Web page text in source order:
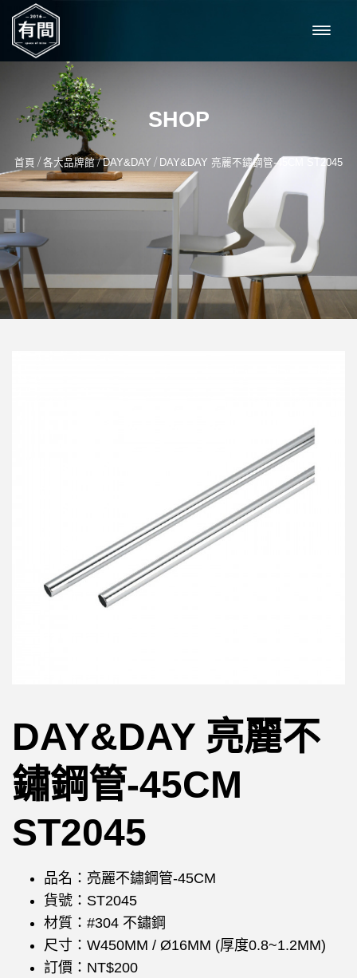
SHOP
首頁 / 各大品牌館/DAY&DAY / DAY&DAY 亮麗不鏽鋼管-45CM ST2045
DAY&DAY 亮麗不
鏽鋼管-45CM
ST2045
品名：亮麗不鏽鋼管-45CM
貨號：ST2045
材質：#304 不鏽鋼
尺寸：W450MM / Ø16MM (厚度0.8~1.2MM)
訂價：NT$200